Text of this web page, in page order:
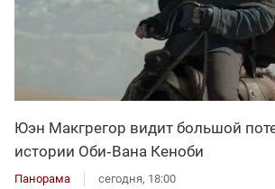
Юэн Макгрегор видит большой
истории Оби‑Вана Кеноби
Панорама сегодня, 18:00